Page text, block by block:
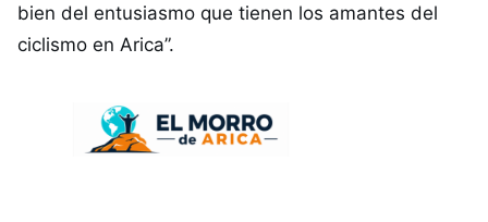
bien del entusiasmo que tienen los amantes del
ciclismo en Arica”.